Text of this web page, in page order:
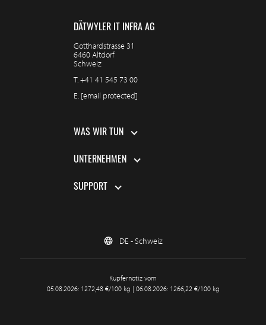
DÄTWYLER IT INFRA AG
Gotthardstrasse 31
6460 Altdorf
Schweiz
T. +41 41 545 73 00
E. [email protected]
WAS WIR TUN
UNTERNEHMEN
SUPPORT
DE - Schweiz
Kupfernotiz vom
05.08.2026: 1272,48 €/100 kg | 06.08.2026: 1266,22 €/100 kg